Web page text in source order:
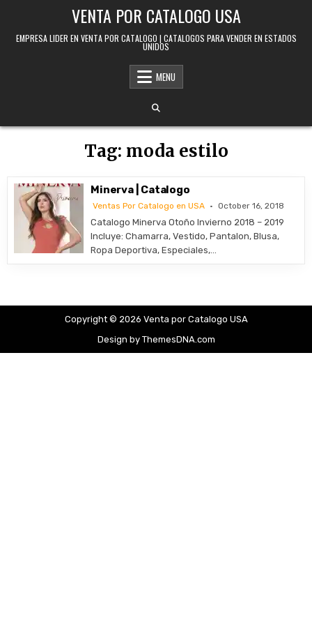
VENTA POR CATALOGO USA
EMPRESA LIDER EN VENTA POR CATALOGO | CATALOGOS PARA VENDER EN ESTADOS
UNIDOS
MENU
Tag: moda estilo
Minerva | Catalogo
Ventas Por Catalogo en USA October 16, 2018
Catalogo Minerva Otoño Invierno 2018 – 2019
Incluye: Chamarra, Vestido, Pantalon, Blusa,
Ropa Deportiva, Especiales,…
Copyright © 2026 Venta por Catalogo USA
Design by ThemesDNA.com